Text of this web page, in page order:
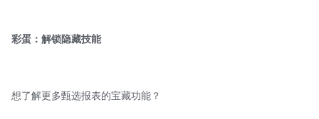
彩蛋：解锁隐藏技能
想了解更多甄选报表的宝藏功能？